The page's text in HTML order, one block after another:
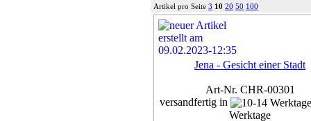
Artikel pro Seite 3 10 20 50 100
Jena - Gesicht einer Stadt
Art-Nr. CHR-00301
versandfertig in
Werktage